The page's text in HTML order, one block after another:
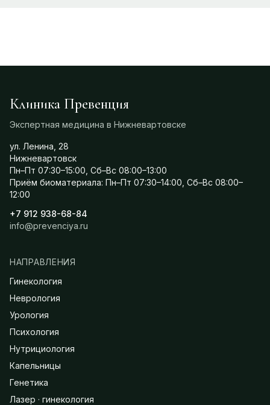
Клиника Превенция
Экспертная медицина в Нижневартовске
ул. Ленина, 28
Нижневартовск
Пн–Пт 07:30–15:00, Сб–Вс 08:00–13:00
Приём биоматериала: Пн–Пт 07:30–14:00, Сб–Вс 08:00–
12:00
+7 912 938-68-84
info@prevenciya.ru
НАПРАВЛЕНИЯ
Гинекология
Неврология
Урология
Психология
Нутрициология
Капельницы
Генетика
Лазер · гинекология